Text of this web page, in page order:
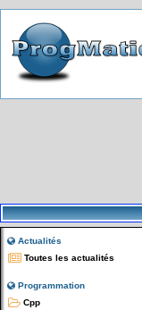
Actualités
Toutes les actualités
Programmation
Cpp